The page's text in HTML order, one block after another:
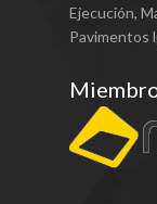
Ejecución,
Pavimentos